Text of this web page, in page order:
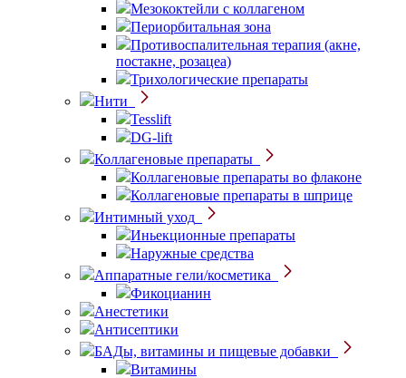
Мезококтейли с коллагеном
Периорбитальная зона
Противоспалительная терапия (акне,
постакне, розацеа)
Трихологические препараты
Нити
Tesslift
DG-lift
Коллагеновые препараты
Коллагеновые препараты во флаконе
Коллагеновые препараты в шприце
Интимный уход
Иньекционные препараты
Наружные средства
Аппаратные гели/косметика
Фикоцианин
Анестетики
Антисептики
БАДы, витамины и пищевые добавки
Витамины